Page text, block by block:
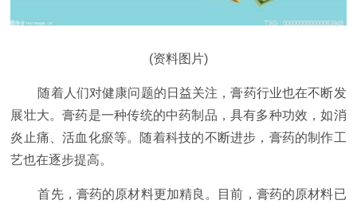
(资料图片)
随着人们对健康问题的日益关注，膏药行业也在不断发
展壮大。膏药是一种传统的中药制品，具有多种功效，如消
炎止痛、活血化瘀等。随着科技的不断进步， 膏药的制作工
艺也在逐步提高。
首先， 膏药的原材料更加精良。目前， 膏药的原材料已